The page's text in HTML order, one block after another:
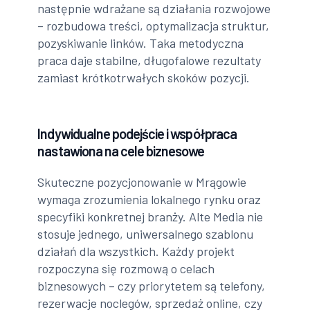
następnie wdrażane są działania rozwojowe
– rozbudowa treści, optymalizacja struktur,
pozyskiwanie linków. Taka metodyczna
praca daje stabilne, długofalowe rezultaty
zamiast krótkotrwałych skoków pozycji.
Indywidualne podejście i współpraca
nastawiona na cele biznesowe
Skuteczne pozycjonowanie w Mrągowie
wymaga zrozumienia lokalnego rynku oraz
specyfiki konkretnej branży. Alte Media nie
stosuje jednego, uniwersalnego szablonu
działań dla wszystkich. Każdy projekt
rozpoczyna się rozmową o celach
biznesowych – czy priorytetem są telefony,
rezerwacje noclegów, sprzedaż online, czy